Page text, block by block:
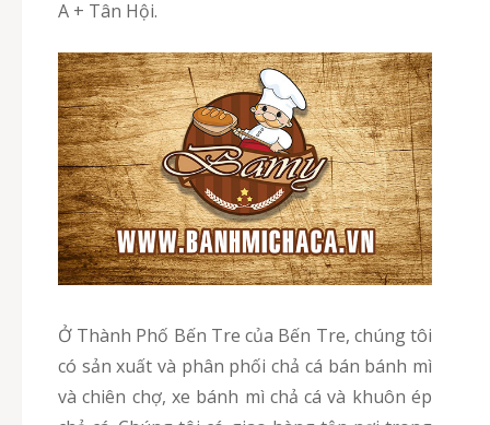
A + Tân Hội.
Ở Thành Phố Bến Tre của Bến Tre, chúng tôi
có sản xuất và phân phối chả cá bán bánh mì
và chiên chợ, xe bánh mì chả cá và khuôn ép